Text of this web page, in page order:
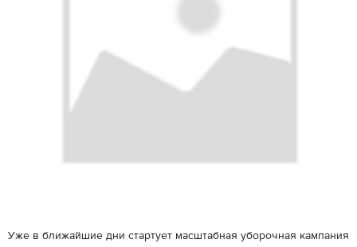
Уже в ближайшие дни стартует масштабная уборочная кампания